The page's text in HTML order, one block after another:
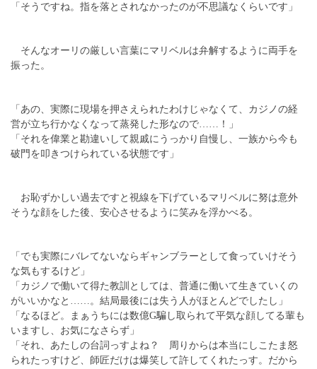
「そうですね。指を落とされなかったのが不思議なくらいです」
そんなオーリの厳しい言葉にマリベルは弁解するように両手を
振った。
「あの、実際に現場を押さえられたわけじゃなくて、カジノの経
営が立ち行かなくなって蒸発した形なので……！」
「それを偉業と勘違いして親戚にうっかり自慢し、一族から今も
破門を叩きつけられている状態です」
お恥ずかしい過去ですと視線を下げているマリベルに努は意外
そうな顔をした後、安心させるように笑みを浮かべる。
「でも実際にバレてないならギャンブラーとして食っていけそう
な気もするけど」
「カジノで働いて得た教訓としては、普通に働いて生きていくの
がいいかなと……。結局最後には失う人がほとんどでしたし」
「なるほど。まぁうちには数億G騙し取られて平気な顔してる輩も
いますし、お気になさらず」
「それ、あたしの台詞っすよね？ 周りからは本当にしこたま怒
られたっすけど、師匠だけは爆笑して許してくれたっす。だから